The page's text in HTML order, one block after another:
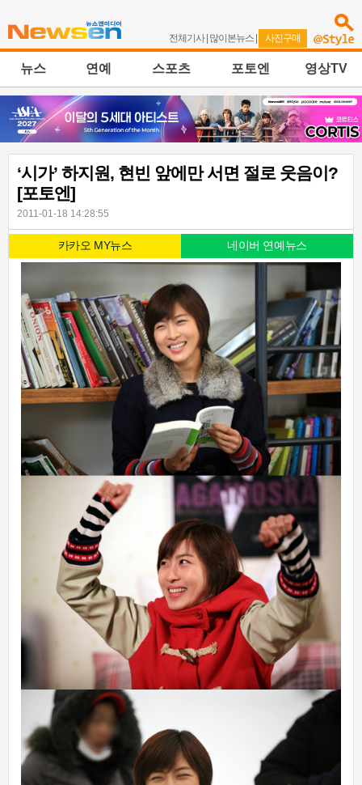
전체기사| 많이본뉴스 | 사진구매
뉴스 연예 스포츠 포토엔 영상TV
‘시가’ 하지원, 현빈 앞에만 서면 절로 웃음이?
[포토엔]
2011-01-18 14:28:55
카카오 MY뉴스 네이버 연예뉴스